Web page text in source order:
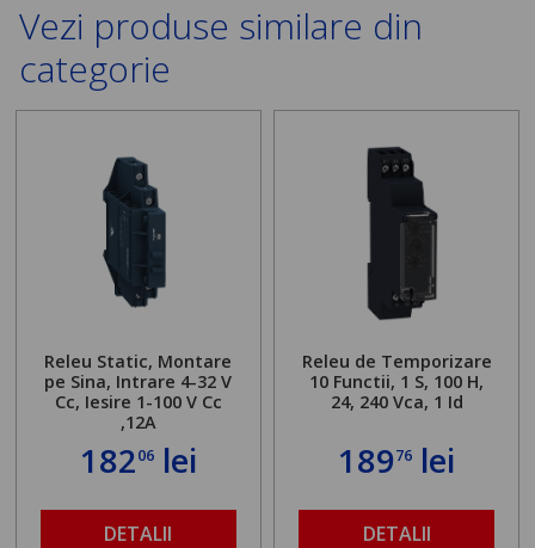
Vezi produse similare din
categorie
Releu Static, Montare
pe Sina, Intrare 4-32 V
Cc, Iesire 1-100 V Cc
,12A
18206lei
DETALII
Releu de Temporizare
10 Functii, 1 S, 100 H,
24, 240 Vca, 1 Id
18976 lei
DETALII